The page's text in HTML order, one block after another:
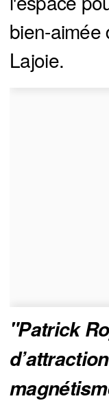
bien-aimée
Lajoie.
"Patrick